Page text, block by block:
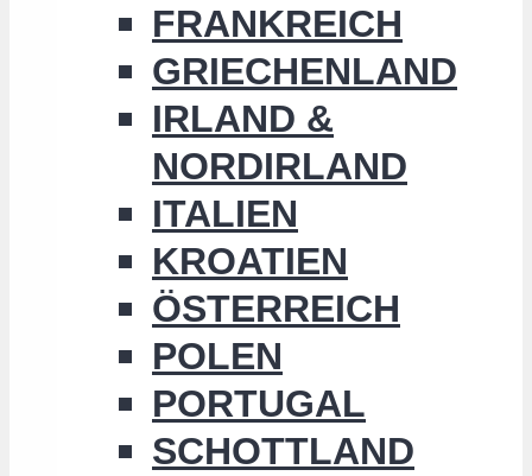
FRANKREICH
GRIECHENLAND
IRLAND &
NORDIRLAND
ITALIEN
KROATIEN
ÖSTERREICH
POLEN
PORTUGAL
SCHOTTLAND